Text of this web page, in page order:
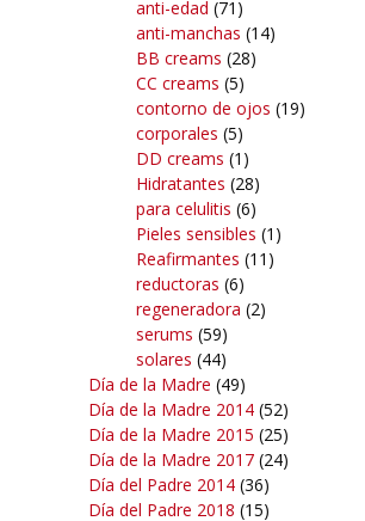
anti-edad (71)
anti-manchas (14)
BB creams (28)
CC creams (5)
contorno de ojos (19)
corporales (5)
DD creams (1)
Hidratantes (28)
para celulitis (6)
Pieles sensibles (1)
Reafirmantes (11)
reductoras (6)
regeneradora (2)
serums (59)
solares (44)
Día de la Madre (49)
Día de la Madre 2014 (52)
Día de la Madre 2015 (25)
Día de la Madre 2017 (24)
Día del Padre 2014 (36)
Día del Padre 2018 (15)